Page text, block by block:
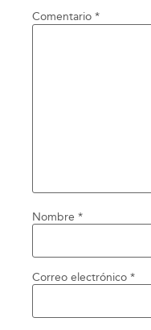
Comentario *
Nombre *
Correo electrónico *